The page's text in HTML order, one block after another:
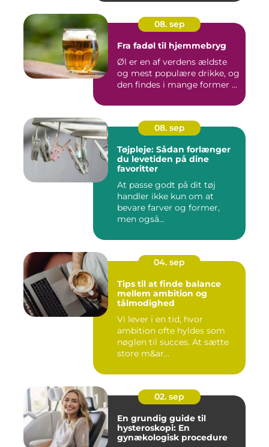
08. sep
Fra fadøl til hjemmebryg
Øl er en af verdens ældste
og mest populære drikke, og
den findes i mange former ...
08. sep
Tøjpleje: Sådan forlænger
du levetiden på dine
favoritter
At passe godt på dit tøj
handler ikke kun om at
bevare farver og former,
men også...
04. sep
Tips til at finde balance
mellem ambition og
tålmodighed
Vi lever i en tid, hvor
ambition ofte hyldes som
nøglen til succes. At sætte
store m&ar...
02. sep
En grundig guide til
hysteroskopi: En
gynækologisk procedure